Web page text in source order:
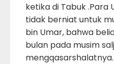
ketika di Tabuk .Para
tidak berniat untuk
bin Umar, bahwa
bulan pada musim
mengqasarshalatnya.